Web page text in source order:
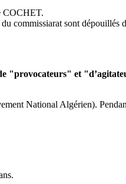
COCHET.
commissiarat sont dépouillés
"provocateurs" et
National Algérien).